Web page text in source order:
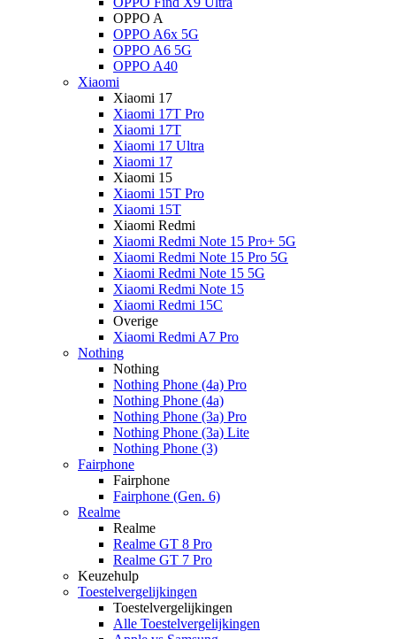
OPPO A
OPPO A6x 5G
OPPO A6 5G
OPPO A40
Xiaomi
Xiaomi 17
Xiaomi 17T Pro
Xiaomi 17T
Xiaomi 17 Ultra
Xiaomi 17
Xiaomi 15
Xiaomi 15T Pro
Xiaomi 15T
Xiaomi Redmi
Xiaomi Redmi Note 15 Pro+ 5G
Xiaomi Redmi Note 15 Pro 5G
Xiaomi Redmi Note 15 5G
Xiaomi Redmi Note 15
Xiaomi Redmi 15C
Overige
Xiaomi Redmi A7 Pro
Nothing
Nothing
Nothing Phone (4a) Pro
Nothing Phone (4a)
Nothing Phone (3a) Pro
Nothing Phone (3a) Lite
Nothing Phone (3)
Fairphone
Fairphone
Fairphone (Gen. 6)
Realme
Realme
Realme GT 8 Pro
Realme GT 7 Pro
Keuzehulp
Toestelvergelijkingen
Toestelvergelijkingen
Alle Toestelvergelijkingen